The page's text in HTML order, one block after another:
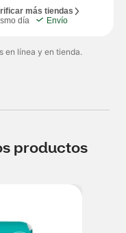
más tiendas
día
Envío
en línea y en tienda.
productos